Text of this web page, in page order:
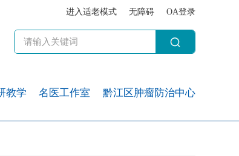
进入适老模式 无障碍 OA登录
教学 名医工作室 黔江区肿瘤防治中心